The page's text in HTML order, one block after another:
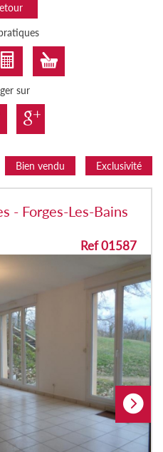
sur
Bien vendu Exclusivité
- Forges-Les-Bains
Ref 01587